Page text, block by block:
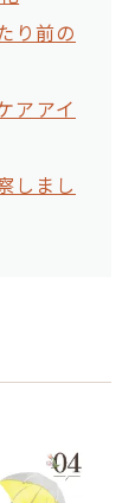
り前の
アアイ
しまし